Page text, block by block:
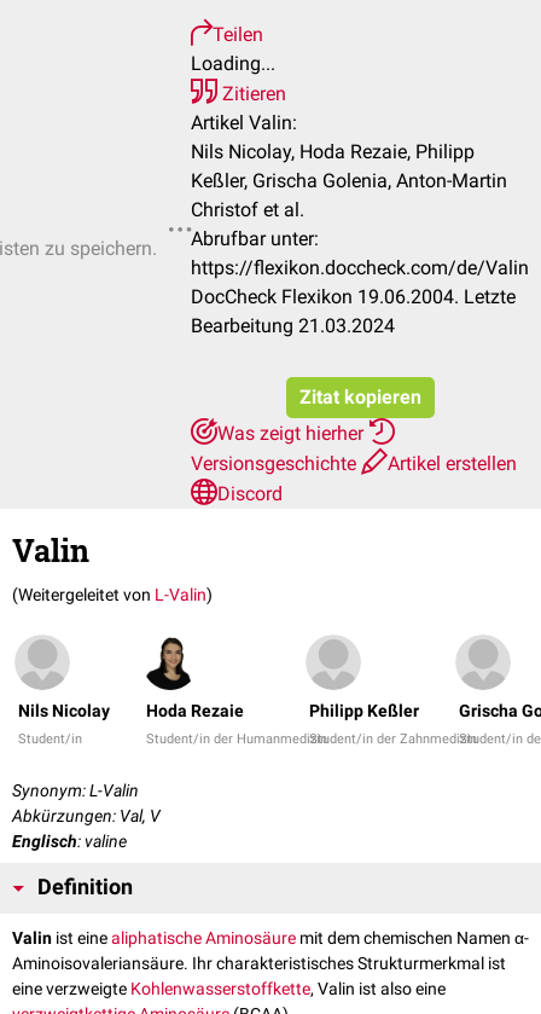
zu speichern.
Teilen
Loading...
Zitieren
Artikel Valin:
Nils Nicolay, Hoda Rezaie, Philipp
Keßler, Grischa Golenia, Anton-Martin
Christof et al.
Abrufbar unter:
https://flexikon.doccheck.com/de/Valin
DocCheck Flexikon 19.06.2004. Letzte
Bearbeitung 21.03.2024
Zitat kopieren
Was zeigt hierher
Versionsgeschichte
Artikel erstellen
Discord
Valin
(Weitergeleitet von L-Valin)
Nils Nicolay
Student/in
Hoda Rezaie
Student/in der Humanmedizin
Philipp Keßler
Student/in der Zahnmedizin
Grischa
Student/in
Synonym: L-Valin
Abkürzungen: Val, V
Englisch: valine
Definition
Valin ist einealiphatischeAminosäure mit dem chemischen Namen α-
Aminoisovaleriansäure. Ihr charakteristisches Strukturmerkmal ist
eine verzweigte Kohlenwasserstoffkette, Valin ist also eine